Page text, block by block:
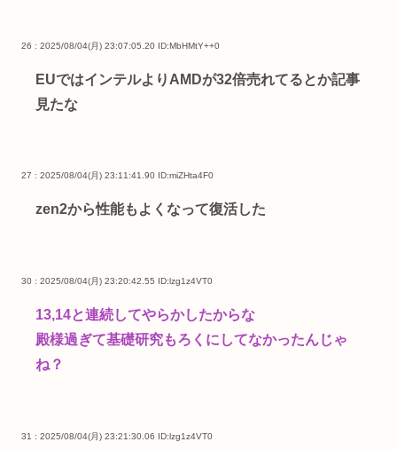
26 : 2025/08/04(月) 23:07:05.20 ID:MbHMtY++0
EUではインテルよりAMDが32倍売れてるとか記事
見たな
27 : 2025/08/04(月) 23:11:41.90 ID:miZHta4F0
zen2から性能もよくなって復活した
30 : 2025/08/04(月) 23:20:42.55 ID:lzg1z4VT0
13,14と連続してやらかしたからな
殿様過ぎて基礎研究もろくにしてなかったんじゃ
ね？
31 : 2025/08/04(月) 23:21:30.06 ID:lzg1z4VT0